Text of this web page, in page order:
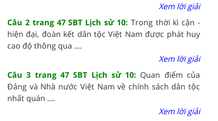
Xem lời giải
Câu 2 trang 47 SBT Lịch sử 10: Trong thời kì cận -
hiện đại, đoàn kết dân tộc Việt Nam được phát huy
cao độ thông qua ....
Xem lời giải
Câu 3 trang 47 SBT Lịch sử 10: Quan điểm của
Đảng và Nhà nước Việt Nam về chính sách dân tộc
nhất quán ....
Xem lời giải